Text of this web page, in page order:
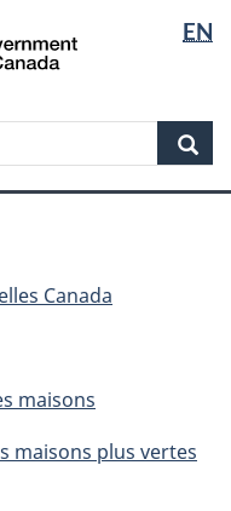
langue
EN
Canada
Canada
maisons
maisons plus vertes